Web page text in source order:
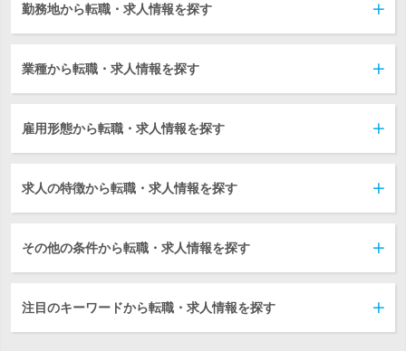
勤務地から転職・求人情報を探す
業種から転職・求人情報を探す
雇用形態から転職・求人情報を探す
求人の特徴から転職・求人情報を探す
その他の条件から転職・求人情報を探す
注目のキーワードから転職・求人情報を探す